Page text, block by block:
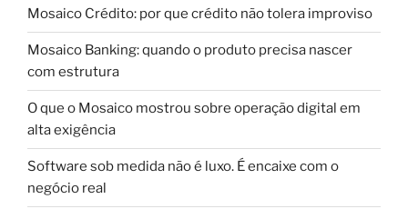
Mosaico Crédito: por que crédito não tolera improviso
Mosaico Banking: quando o produto precisa nascer
com estrutura
O que o Mosaico mostrou sobre operação digital em
alta exigência
Software sob medida não é luxo. É encaixe com o
negócio real